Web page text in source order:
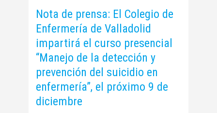
Nota de prensa: El Colegio de
Enfermería de Valladolid
impartirá el curso presencial
“Manejo de la detección y
prevención del suicidio en
enfermería”, el próximo 9 de
diciembre